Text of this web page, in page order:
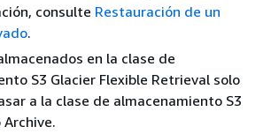
consulte Restauración de un
.
en la clase de
S3 Glacier Flexible Retrieval solo
a la clase de almacenamiento S3
Archive.